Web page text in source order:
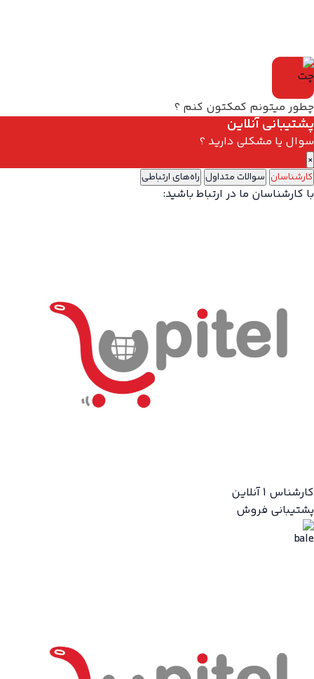
چطور میتونم کمکتون کنم ؟
پشتیبانی آنلاین
سوال یا مشکلی دارید ؟
×
کارشناسان سوالات متداول راه‌های ارتباطی
با کارشناسان ما در ارتباط باشید:
کارشناس 1 آنلاین
پشتیبانی فروش